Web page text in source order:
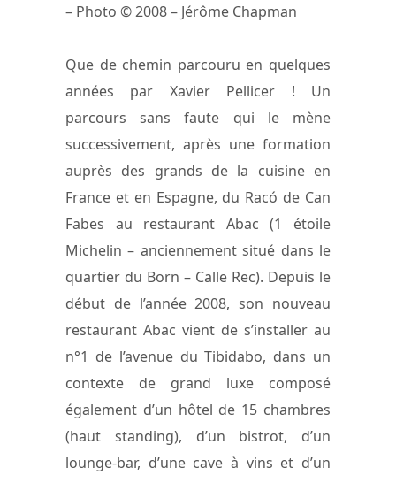
– Photo © 2008 – Jérôme Chapman
Que de chemin parcouru en quelques
années par Xavier Pellicer ! Un
parcours sans faute qui le mène
successivement, après une formation
auprès des grands de la cuisine en
France et en Espagne, du Racó de Can
Fabes au restaurant Abac (1 étoile
Michelin – anciennement situé dans le
quartier du Born – Calle Rec). Depuis le
début de l’année 2008, son nouveau
restaurant Abac vient de s’installer au
n°1 de l’avenue du Tibidabo, dans un
contexte de grand luxe composé
également d’un hôtel de 15 chambres
(haut standing), d’un bistrot, d’un
lounge-bar, d’une cave à vins et d’un